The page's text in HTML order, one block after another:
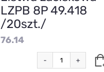
LZPB 8P 49.418
/20szt./
76.14
- +